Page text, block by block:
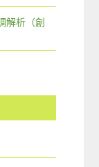
解析（創